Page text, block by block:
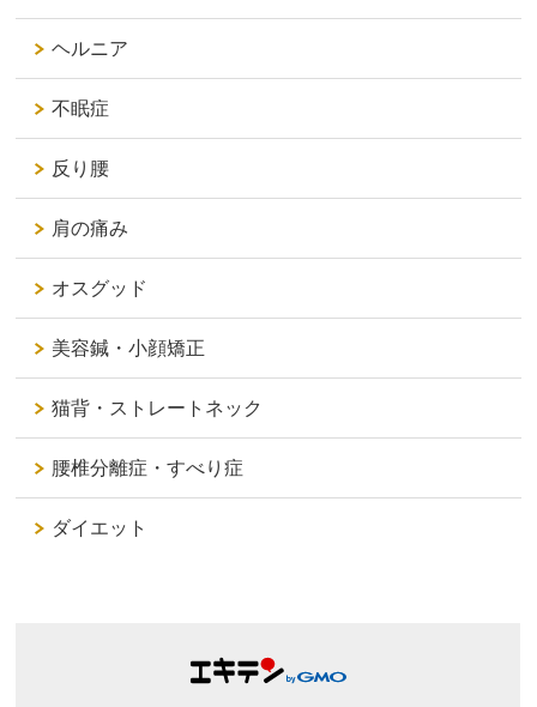
ヘルニア
不眠症
反り腰
肩の痛み
オスグッド
美容鍼・小顔矯正
猫背・ストレートネック
腰椎分離症・すべり症
ダイエット